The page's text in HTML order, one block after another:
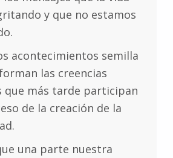
y que no estamos
acontecimientos semilla
las creencias
que más tarde participan
de la creación de la
una parte nuestra